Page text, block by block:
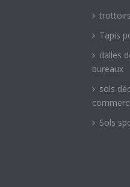
Tapis
dalles
bureaux
sols
Sols